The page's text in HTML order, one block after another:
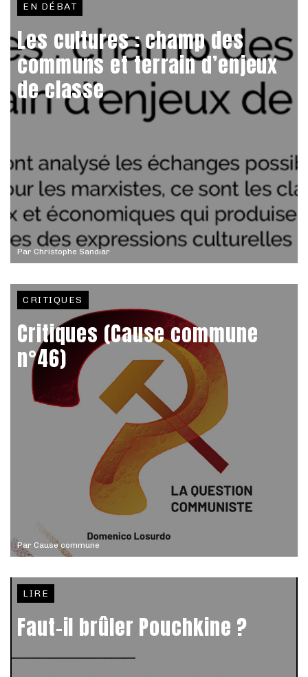
Par Christophe Sandlar
EN DÉBAT
Les cultures : champ des
communs et terrain d’enjeux
de classe
Par Cause commune
CRITIQUES
Critiques (Cause commune
n°46)
LIRE
Faut-il brûler Pouchkine ?